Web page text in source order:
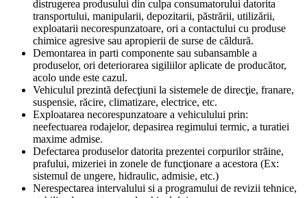
distrugerea produsului din culpa consumatorului datorita
transportului, manipularii, depozitarii, păstrării, utilizării,
exploatarii necorespunzatoare, ori a contactului cu produse
chimice agresive sau apropierii de surse de căldură.
Demontarea in parti componente sau subansamble a
produselor, ori deteriorarea sigiliilor aplicate de producător,
acolo unde este cazul.
Vehiculul prezintă defecţiuni la sistemele de direcţie, franare,
suspensie, răcire, climatizare, electrice, etc.
Exploatarea necorespunzatoare a vehiculului prin:
neefectuarea rodajelor, depasirea regimului termic, a turatiei
maxime admise.
Defectarea produselor datorita prezentei corpurilor străine,
prafului, mizeriei in zonele de funcţionare a acestora (Ex:
sistemul de ungere, hidraulic, admisie, etc.)
Nerespectarea intervalului si a programului de revizii tehnice,